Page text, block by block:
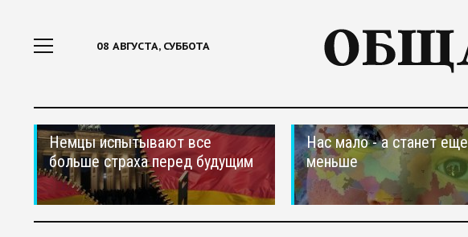
08 АВГУСТА, СУББОТА
Немцы испытывают все
больше страха перед будущим
Нас мало - а станет еще
меньше